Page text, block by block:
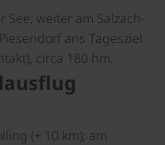
See; weiter am Salzach-
ans Tagesziel.
circa 180 hm.
(+ 10 km); am